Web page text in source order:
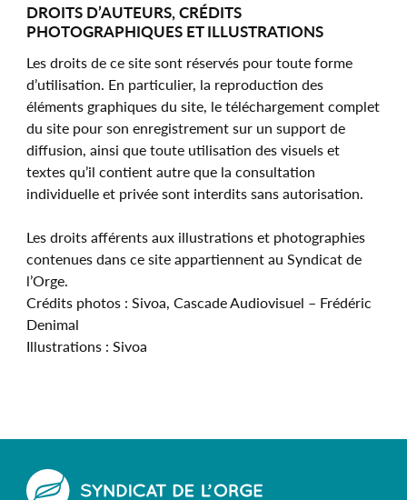
DROITS D’AUTEURS, CRÉDITS
PHOTOGRAPHIQUES ET ILLUSTRATIONS
Les droits de ce site sont réservés pour toute forme
d’utilisation. En particulier, la reproduction des
éléments graphiques du site, le téléchargement complet
du site pour son enregistrement sur un support de
diffusion, ainsi que toute utilisation des visuels et
textes qu’il contient autre que la consultation
individuelle et privée sont interdits sans autorisation.
Les droits afférents aux illustrations et photographies
contenues dans ce site appartiennent au Syndicat de
l’Orge.
Crédits photos : Sivoa, Cascade Audiovisuel – Frédéric
Denimal
Illustrations : Sivoa